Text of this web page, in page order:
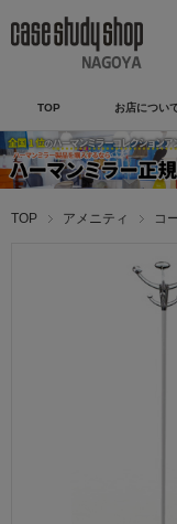
TOP お店につい
TOP アメニティ コ